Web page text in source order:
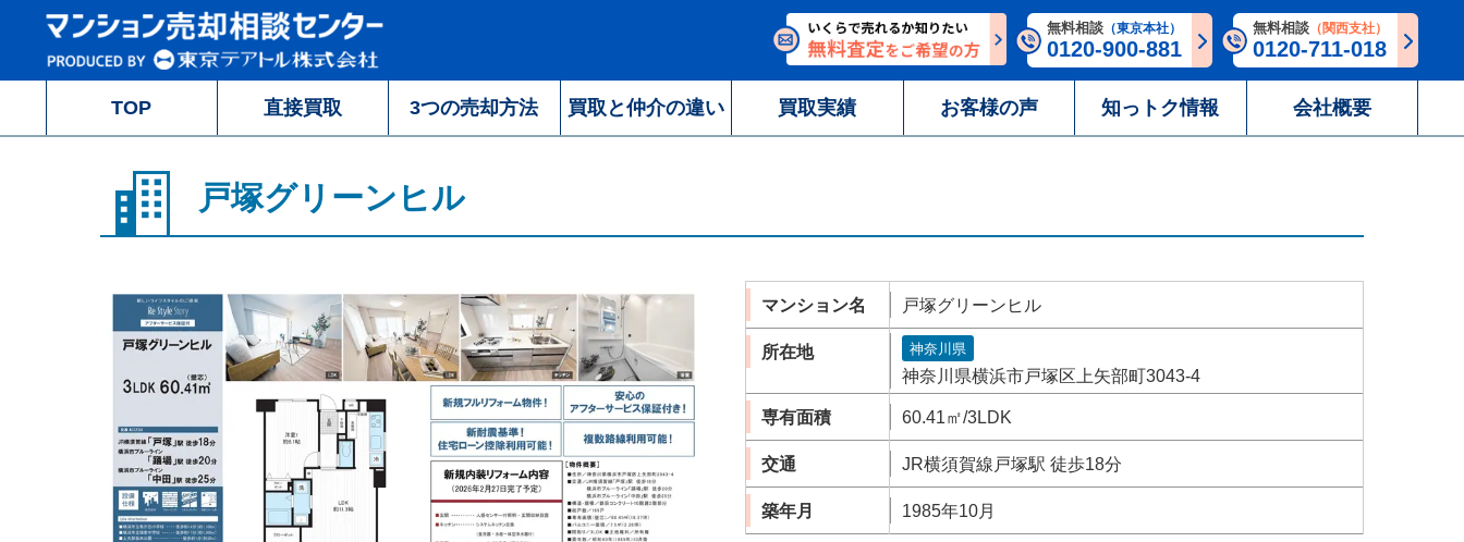
無料相談 （東京本社）
0120-900-881
無料相談 （関西支社）
0120-711-018
TOP 直接買取 3つの売却方法 買取と仲介の違い 買取実績 お客様の声 知っトク情報 会社概要
戸塚グリーンヒル
マンション名 戸塚グリーンヒル
所在地 神奈川県
神奈川県横浜市戸塚区上矢部町3043-4
専有面積 60.41㎡/3LDK
交通 JR横須賀線戸塚駅 徒歩18分
築年月 1985年10月